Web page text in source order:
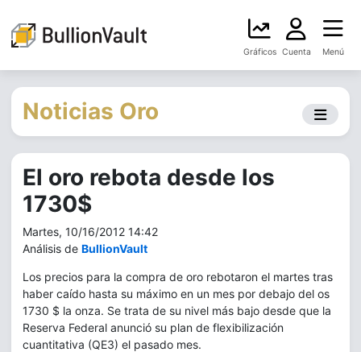
Gráficos Cuenta Menú
Noticias Oro
El oro rebota desde los
1730$
Martes, 10/16/2012 14:42
Análisis de BullionVault
Los precios para la compra de oro rebotaron el martes tras
haber caído hasta su máximo en un mes por debajo del os
1730 $ la onza. Se trata de su nivel más bajo desde que la
Reserva Federal anunció su plan de flexibilización
cuantitativa (QE3) el pasado mes.